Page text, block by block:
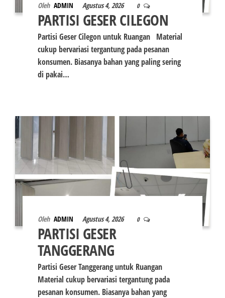
Oleh ADMIN Agustus 4, 2026 0
PARTISI GESER CILEGON
Partisi Geser Cilegon untuk Ruangan Material
cukup bervariasi tergantung pada pesanan
konsumen. Biasanya bahan yang paling sering
di pakai…
Oleh ADMIN Agustus 4, 2026 0
PARTISI GESER
TANGGERANG
Partisi Geser Tanggerang untuk Ruangan
Material cukup bervariasi tergantung pada
pesanan konsumen. Biasanya bahan yang